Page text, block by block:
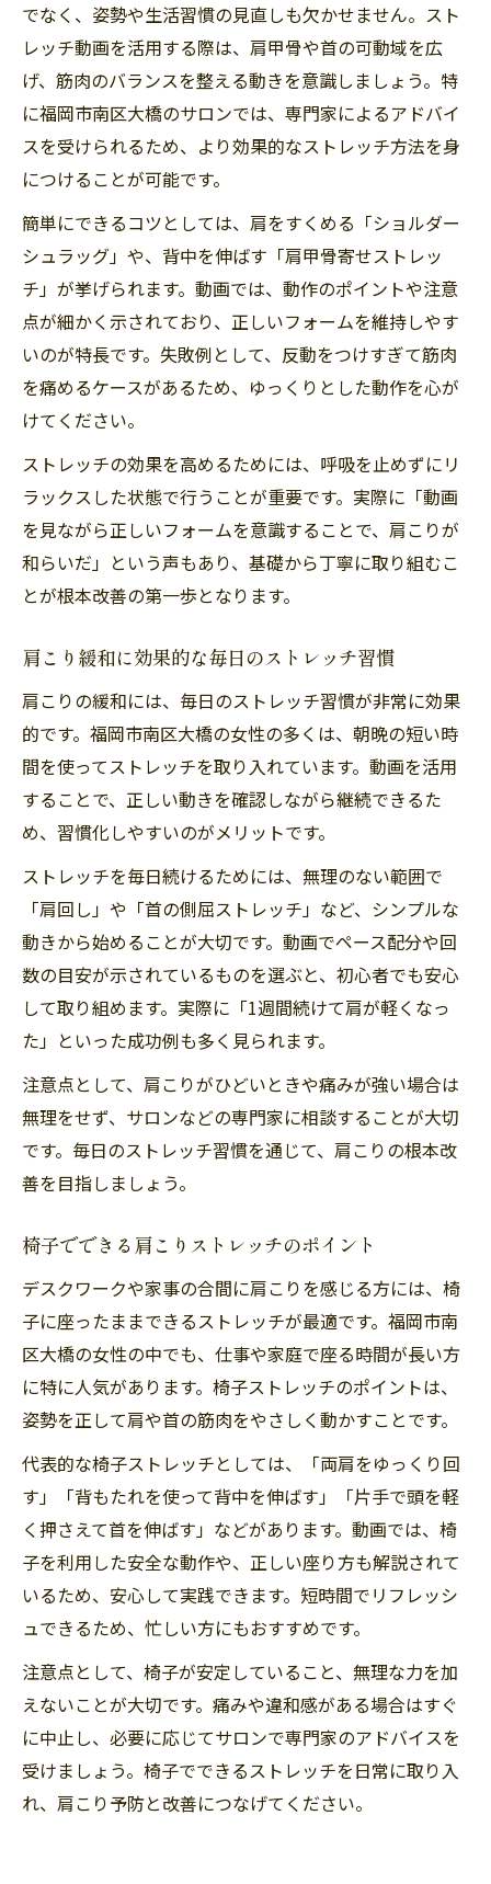
でなく、姿勢や生活習慣の見直しも欠かせません。スト
レッチ動画を活用する際は、肩甲骨や首の可動域を広
げ、筋肉のバランスを整える動きを意識しましょう。特
に福岡市南区大橋のサロンでは、専門家によるアドバイ
スを受けられるため、より効果的なストレッチ方法を身
につけることが可能です。
簡単にできるコツとしては、肩をすくめる「ショルダー
シュラッグ」や、背中を伸ばす「肩甲骨寄せストレッ
チ」が挙げられます。動画では、動作のポイントや注意
点が細かく示されており、正しいフォームを維持しやす
いのが特長です。失敗例として、反動をつけすぎて筋肉
を痛めるケースがあるため、ゆっくりとした動作を心が
けてください。
ストレッチの効果を高めるためには、呼吸を止めずにリ
ラックスした状態で行うことが重要です。実際に「動画
を見ながら正しいフォームを意識することで、肩こりが
和らいだ」という声もあり、基礎から丁寧に取り組むこ
とが根本改善の第一歩となります。
肩こり緩和に効果的な毎日のストレッチ習慣
肩こりの緩和には、毎日のストレッチ習慣が非常に効果
的です。福岡市南区大橋の女性の多くは、朝晩の短い時
間を使ってストレッチを取り入れています。動画を活用
することで、正しい動きを確認しながら継続できるた
め、習慣化しやすいのがメリットです。
ストレッチを毎日続けるためには、無理のない範囲で
「肩回し」や「首の側屈ストレッチ」など、シンプルな
動きから始めることが大切です。動画でペース配分や回
数の目安が示されているものを選ぶと、初心者でも安心
して取り組めます。実際に「1週間続けて肩が軽くなっ
た」といった成功例も多く見られます。
注意点として、肩こりがひどいときや痛みが強い場合は
無理をせず、サロンなどの専門家に相談することが大切
です。毎日のストレッチ習慣を通じて、肩こりの根本改
善を目指しましょう。
椅子でできる肩こりストレッチのポイント
デスクワークや家事の合間に肩こりを感じる方には、椅
子に座ったままできるストレッチが最適です。福岡市南
区大橋の女性の中でも、仕事や家庭で座る時間が長い方
に特に人気があります。椅子ストレッチのポイントは、
姿勢を正して肩や首の筋肉をやさしく動かすことです。
代表的な椅子ストレッチとしては、「両肩をゆっくり回
す」「背もたれを使って背中を伸ばす」「片手で頭を軽
く押さえて首を伸ばす」などがあります。動画では、椅
子を利用した安全な動作や、正しい座り方も解説されて
いるため、安心して実践できます。短時間でリフレッシ
ュできるため、忙しい方にもおすすめです。
注意点として、椅子が安定していること、無理な力を加
えないことが大切です。痛みや違和感がある場合はすぐ
に中止し、必要に応じてサロンで専門家のアドバイスを
受けましょう。椅子でできるストレッチを日常に取り入
れ、肩こり予防と改善につなげてください。